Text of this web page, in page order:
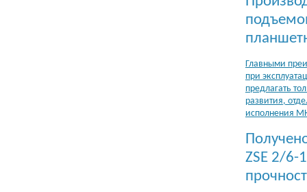
Главными
при
предлагать
развития,
исполнения
ZSE 2/6-